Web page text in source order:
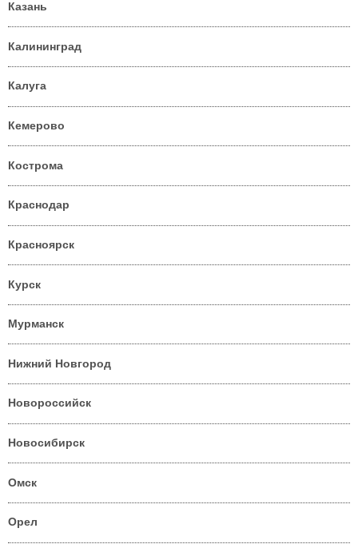
Казань
Калининград
Калуга
Кемерово
Кострома
Краснодар
Красноярск
Курск
Мурманск
Нижний Новгород
Новороссийск
Новосибирск
Омск
Орел